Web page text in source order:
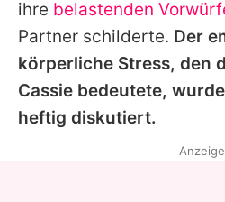
Utiq
ihre belastenden
Partner schilderte. Der
körperliche Stress, den
Cassie bedeutete,
heftig diskutiert.
Anzeige